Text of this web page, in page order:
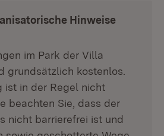
Hinweise
im Park der Villa
grundsätzlich kostenlos.
ist in der Regel nicht
beachten Sie, dass der
nicht barrierefrei ist und